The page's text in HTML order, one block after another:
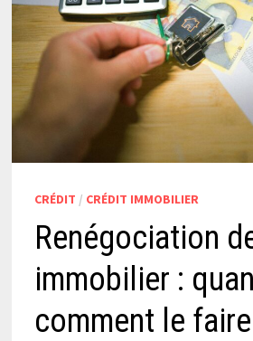
CRÉDIT / CRÉDIT IMMOBILIER
Renégociation
immobilier :
comment le